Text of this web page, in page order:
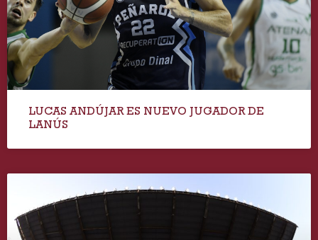
LUCAS ANDÚJAR ES NUEVO JUGADOR DE
LANÚS